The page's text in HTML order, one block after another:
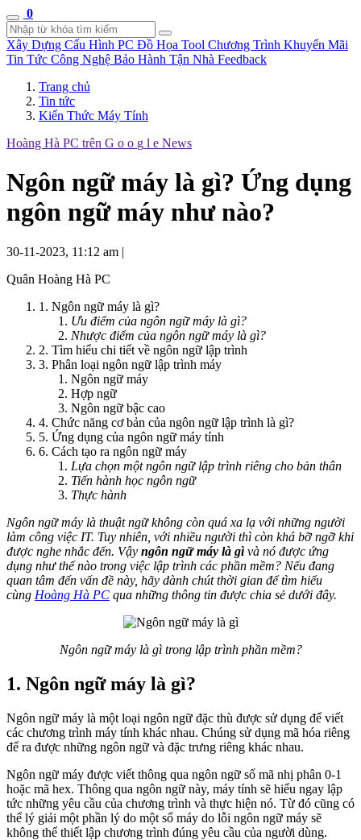
0
Xây Dựng Cấu Hình PC Đồ Họa Tool Chương Trình Khuyến Mãi
Tin Tức Công Nghệ Bảo Hành Tận Nhà Feedback
Trang chủ
Tin tức
Kiến Thức Máy Tính
Hoàng Hà PC trên G o o g l e News
Ngôn ngữ máy là gì? Ứng dụng
ngôn ngữ máy như nào?
30-11-2023, 11:12 am |
Quân Hoàng Hà PC
1. Ngôn ngữ máy là gì?
Ưu điểm của ngôn ngữ máy là gì?
Nhược điểm của ngôn ngữ máy là gì?
2. Tìm hiểu chi tiết về ngôn ngữ lập trình
3. Phân loại ngôn ngữ lập trình máy
Ngôn ngữ máy
Hợp ngữ
Ngôn ngữ bậc cao
4. Chức năng cơ bản của ngôn ngữ lập trình là gì?
5. Ứng dụng của ngôn ngữ máy tính
6. Cách tạo ra ngôn ngữ máy
Lựa chọn một ngôn ngữ lập trình riêng cho bản thân
Tiến hành học ngôn ngữ
Thực hành
Ngôn ngữ máy là thuật ngữ không còn quá xa lạ với những người
làm công việc IT. Tuy nhiên, với nhiều người thì còn khá bỡ ngỡ khi
được nghe nhắc đến. Vậy ngôn ngữ máy là gì và nó được ứng
dụng như thế nào trong việc lập trình các phần mềm? Nếu đang
quan tâm đến vấn đề này, hãy dành chút thời gian để tìm hiểu
cùng Hoàng Hà PC qua những thông tin được chia sẻ dưới đây.
Ngôn ngữ máy là gì trong lập trình phần mềm?
1. Ngôn ngữ máy là gì?
Ngôn ngữ máy là một loại ngôn ngữ đặc thù được sử dụng để viết
các chương trình máy tính khác nhau. Chúng sử dụng mã hóa riêng
để ra được những ngôn ngữ và đặc trưng riêng khác nhau.
Ngôn ngữ máy được viết thông qua ngôn ngữ số mã nhị phân 0-1
hoặc mã hex. Thông qua ngôn ngữ này, máy tính sẽ hiểu ngay lập
tức những yêu cầu của chương trình và thực hiện nó. Từ đó cũng có
thể lý giải một phần lý do một số máy do lỗi ngôn ngữ máy sẽ
không thể thiết lập chương trình đúng yêu cầu của người dùng.